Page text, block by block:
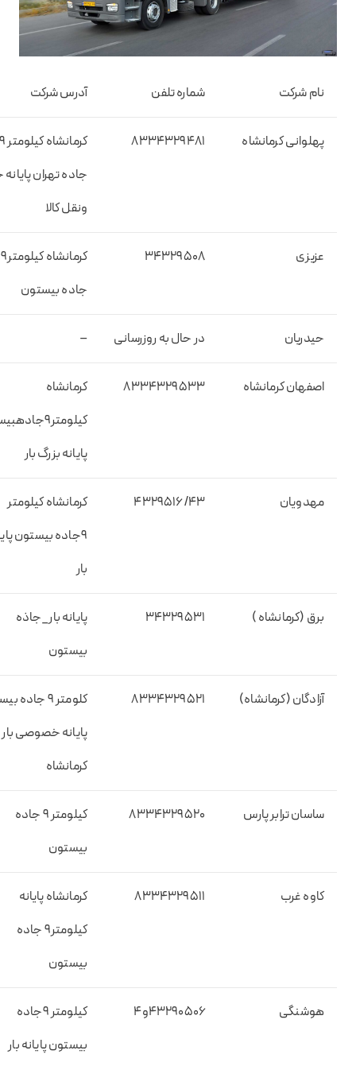
نام شرکت شماره تلفن آدرس شرکت
پهلوانی کرمانشاه ۸۳۳۴۳۲۹۴۸۱
کرمانشاه کیلومتر ۹
جاده تهران
ونقل کالا
عزیزی ۳۴۳۲۹۵۰۸
کرمانشاه کیلومتر۹
جاده بیستون
حیدریان در حال به روزرسانی –
اصفهان کرمانشاه ۸۳۳۴۳۲۹۵۳۳
کرمانشاه
پایانه بزرگ بار
مهدویان ۴۳۲۹۵۱۶/۴۳
کرمانشاه کیلومتر
۹جاده بیستون
بار
برق (کرمانشاه ) ۳۴۳۲۹۵۳۱
پایانه بار_جاذه
بیستون
آزادگان (کرمانشاه) ۸۳۳۴۳۲۹۵۲۱
کلومتر ۹
پایانه خصوصی بار
کرمانشاه
ساسان ترابر پارس ۸۳۳۴۳۲۹۵۲۰
کیلومتر ۹ جاده
بیستون
کاوه غرب ۸۳۳۴۳۲۹۵۱۱
کرمانشاه پایانه
کیلومتر۹ جاده
بیستون
هوشنگی ۴۳۲۹۰۵۰۶و۴
کیلومتر ۹جاده
بیستون پایانه بار